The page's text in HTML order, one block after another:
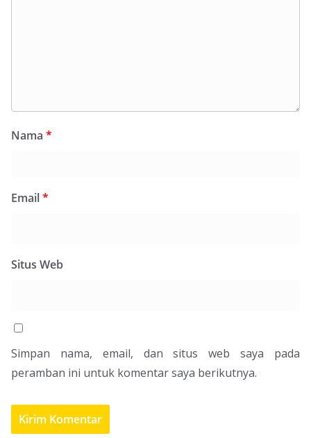
Nama *
Email*
Situs Web
Simpan nama, email, dan situs web saya pada
peramban ini untuk komentar saya berikutnya.
Pemerintah KSB Masih Kaji Status Penerbitan
Buku Mulok